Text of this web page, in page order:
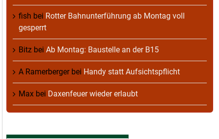
fish bei Rotter Bahnunterführung ab Montag voll
gesperrt
Bitz bei Ab Montag: Baustelle an der B15
A Ramerbergerbei Handy statt Aufsichtspflicht
Max bei Daxenfeuer wieder erlaubt